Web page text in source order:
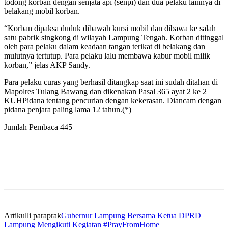
todong korban dengan senjata api (senpi) dan dua pelaku lainnya di
belakang mobil korban.
“Korban dipaksa duduk dibawah kursi mobil dan dibawa ke salah
satu pabrik singkong di wilayah Lampung Tengah. Korban ditinggal
oleh para pelaku dalam keadaan tangan terikat di belakang dan
mulutnya tertutup. Para pelaku lalu membawa kabur mobil milik
korban,” jelas AKP Sandy.
Para pelaku curas yang berhasil ditangkap saat ini sudah ditahan di
Mapolres Tulang Bawang dan dikenakan Pasal 365 ayat 2 ke 2
KUHPidana tentang pencurian dengan kekerasan. Diancam dengan
pidana penjara paling lama 12 tahun.(*)
Jumlah Pembaca 445
Artikulli paraprakGubernur Lampung Bersama Ketua DPRD
Lampung Mengikuti Kegiatan #PrayFromHome